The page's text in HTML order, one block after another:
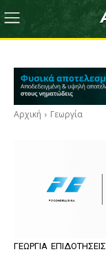
Αρχική Γεωργία
ΓΕΩΡΓΊΑ ΕΠΙΔΟΤΉΣΕΙΣ